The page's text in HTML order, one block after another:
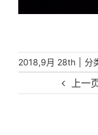
上一
2018,9月 28th | 分